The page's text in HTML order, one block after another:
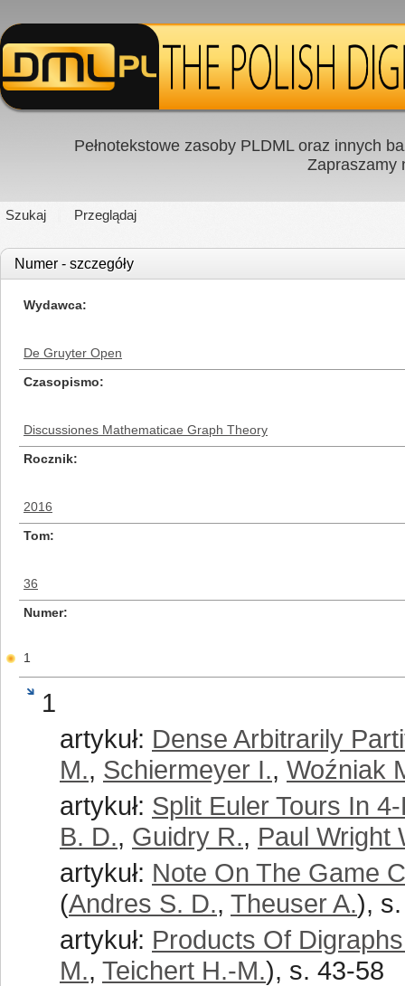
Pełnotekstowe zasoby PLDML oraz innych
Zapraszamy
Szukaj Przeglądaj
Numer - szczegóły
Wydawca
De Gruyter Open
Czasopismo
Discussiones Mathematicae Graph Theory
Rocznik
2016
Tom
36
Numer
1
1
artykuł: Dense Arbitrarily
M., Schiermeyer I., Woźniak
artykuł: Split Euler Tours In
B. D., Guidry R., Paul Wright
artykuł: Note On The Game
(Andres S. D., Theuser A.),
artykuł: Products Of
M., Teichert H.-M.), s. 43-58